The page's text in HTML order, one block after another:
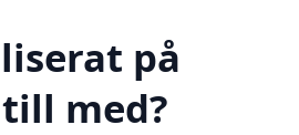
på
med?